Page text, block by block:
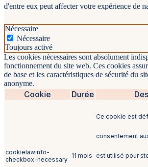
d'entre eux peut affecter votre expérience de
Nécessaire
Nécessaire
Toujours activé
Les cookies nécessaires sont absolument
fonctionnement du site web. Ces cookies
de base et les caractéristiques de sécurité du
anonyme.
Cookie Durée
cookielawinfo-
checkbox-necessary
11 mois
Ce cookie est
consentement
est utilisé pour